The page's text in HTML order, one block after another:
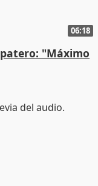
06:18
"Máximo